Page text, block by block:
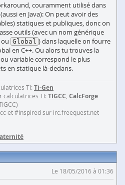
couramment utilisé dans
en Java): On peut avoir des
statiques et publiques, donc on
outils (avec un nom générique
ou Global ) dans laquelle on fourre
en C++. Ou alors tu trouves la
variable correspond le plus
en statique là-dedans.
TI: Ti-Gen
calculatrices TI: TIGCC CalcForge
et #inspired sur irc.freequest.net
Le 18/05/2016 à 01:36